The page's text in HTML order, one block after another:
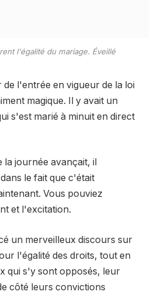
l'égalité du mariage. Éveillé
de l'entrée en vigueur de la loi
magique. Il y avait un
s'est marié à minuit en direct
journée avançait, il
le fait que c'était
Vous pouviez
et l'excitation.
un merveilleux discours sur
l'égalité des droits, tout en
qui s'y sont opposés, leur
côté leurs convictions